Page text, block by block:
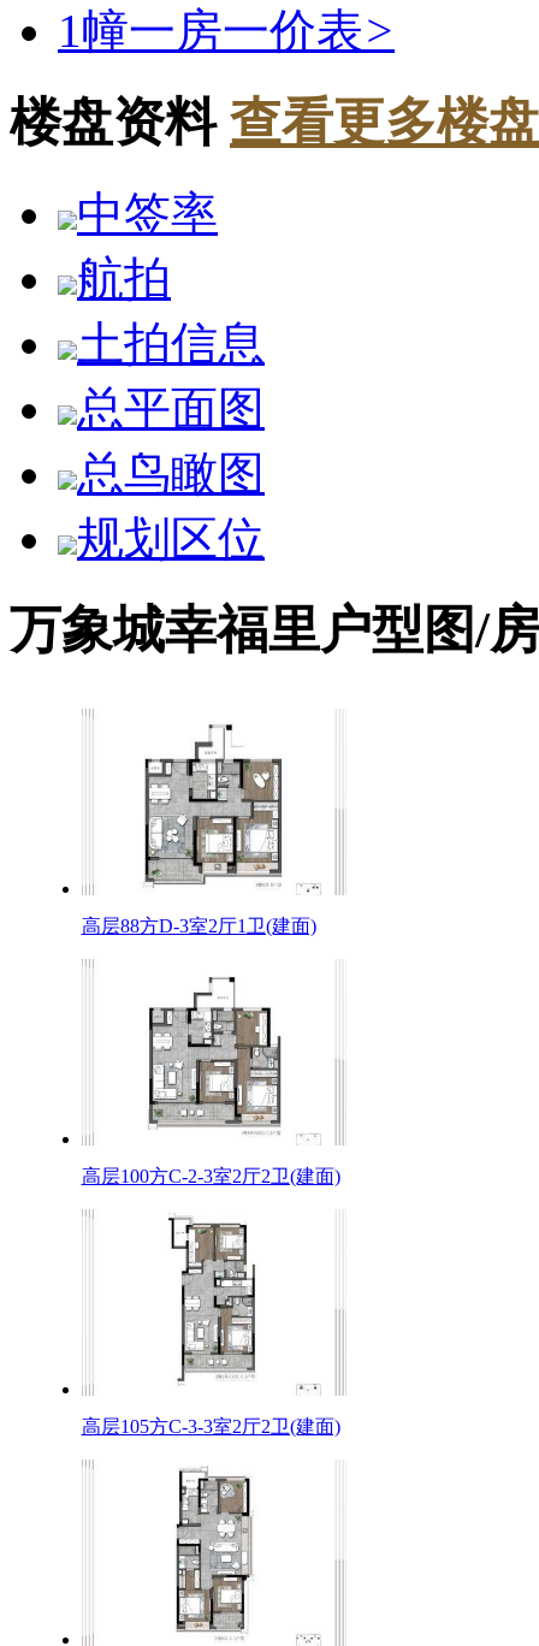
1幢一房一价表>
楼盘资料 查看更多楼
中签率
航拍
土拍信息
总平面图
总鸟瞰图
规划区位
万象城幸福里户型图/
高层88方D-3室2厅1卫(建面)
高层100方C-2-3室2厅2卫(建面)
高层105方C-3-3室2厅2卫(建面)